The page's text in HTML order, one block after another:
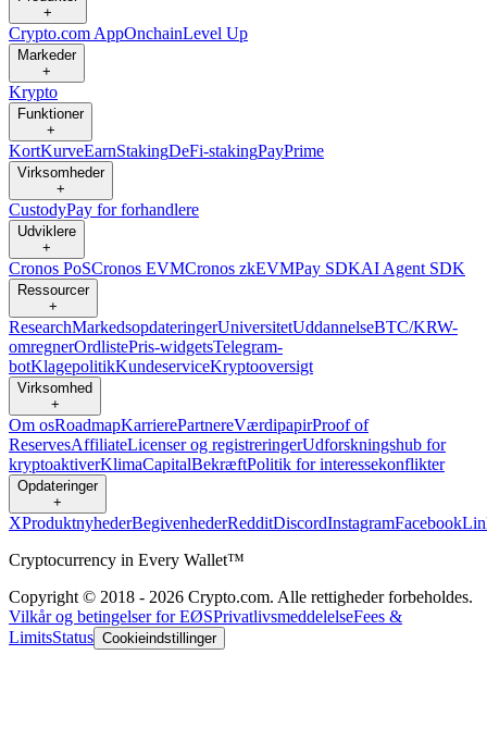
+
Crypto.com AppOnchainLevel Up
Markeder
+
Krypto
Funktioner
+
KortKurveEarnStakingDeFi-stakingPayPrime
Virksomheder
+
CustodyPay for forhandlere
Udviklere
+
Cronos PoSCronos EVMCronos zkEVMPay SDKAI Agent SDK
Ressourcer
+
ResearchMarkedsopdateringerUniversitetUddannelseBTC/KRW-
omregnerOrdlistePris-widgetsTelegram-
botKlagepolitikKundeserviceKryptooversigt
Virksomhed
+
Om osRoadmapKarrierePartnereVærdipapirProof of
ReservesAffiliateLicenser og registreringerUdforskningshub for
kryptoaktiverKlimaCapitalBekræftPolitik for interessekonflikter
Opdateringer
+
XProduktnyhederBegivenhederRedditDiscordInstagramFacebook
Cryptocurrency in Every Wallet™
Copyright © 2018 - 2026 Crypto.com. Alle rettigheder forbeholdes.
Vilkår og betingelser for EØSPrivatlivsmeddelelseFees &
LimitsStatus Cookieindstillinger